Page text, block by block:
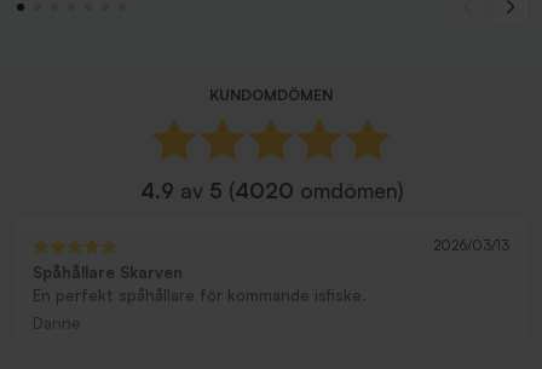
KUNDOMDÖMEN
4.9 av 5 (4020 omdömen)
2026/03/13
Spåhållare Skarven
En perfekt spåhållare för kommande isfiske.
Danne